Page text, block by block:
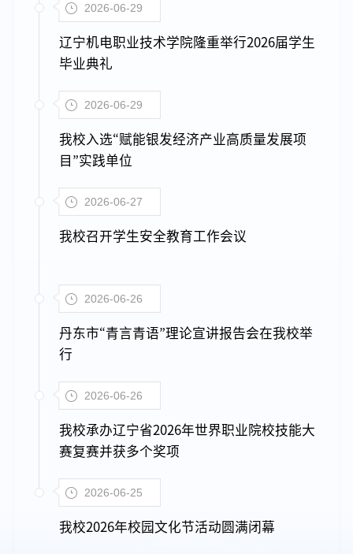
2026-06-29
辽宁机电职业技术学院隆重举行2026届学生
毕业典礼
2026-06-29
我校入选“赋能银发经济产业高质量发展项
目”实践单位
2026-06-27
我校召开学生安全教育工作会议
2026-06-26
丹东市“青言青语”理论宣讲报告会在我校举
行
2026-06-26
我校承办辽宁省2026年世界职业院校技能大
赛复赛并获多个奖项
2026-06-25
我校2026年校园文化节活动圆满闭幕